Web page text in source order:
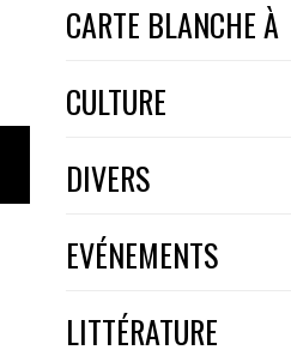
CARTE BLANCHE À
CULTURE
DIVERS
EVÉNEMENTS
LITTÉRATURE